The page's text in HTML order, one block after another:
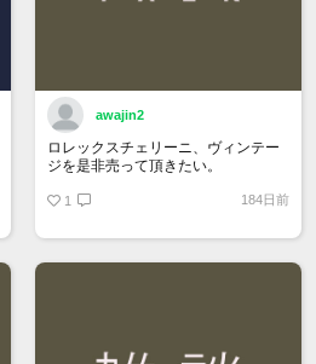
awajin2
ロレックスチェリーニ、ヴィンテー
ジを是非売って頂きたい。
1 184日前